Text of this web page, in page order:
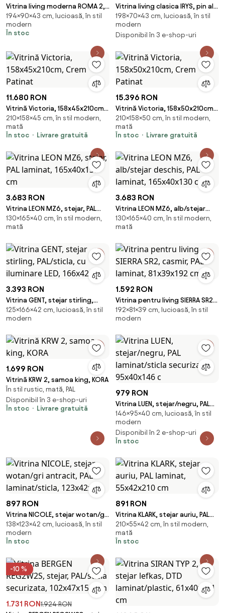
Vitrina living moderna ROMA 2,
stejar Ferrara/alb lucios/gri
mat, PAL/
194×90×43 cm, lucioasă, în stil
modern
În stoc
Vitrina living clasica IRYS, pin alb
anderson, PAL laminat,
70x43x198
198×70×43 cm, lucioasă, în stil
modern
Disponibil în 3 e-shop-uri
11.680 RON
Vitrină Victoria, 158x45x210cm,
Crem Patinat
210×158×45 cm, în stil modern,
mată
În stoc
Livrare gratuită
15.396 RON
Vitrină Victoria, 158x50x210cm,
Crem Patinat
210×158×50 cm, în stil modern,
mată
În stoc
Livrare gratuită
3.683 RON
Vitrina LEON MZ6, stejar, PAL
laminat, 165x40x130 cm
130×165×40 cm, în stil modern,
mată
3.683 RON
Vitrina LEON MZ6, alb/stejar
deschis, PAL laminat,
165x40x130 cm
130×165×40 cm, în stil modern,
mată
3.393 RON
Vitrina GENT, stejar stirling,
PAL/sticla, cu iluminare LED,
166x42x12
125×166×42 cm, lucioasă, în stil
modern
1.592 RON
Vitrina pentru living SIERRA SR2,
casmir, PAL laminat, 81x39x192
cm
192×81×39 cm, lucioasă, în stil
modern
1.699 RON
Vitrină KRW 2, samoa king, KORA
În stil rustic, mată, PAL
Disponibil în 3 e-shop-uri
În stoc
Livrare gratuită
979 RON
Vitrina LUEN, stejar/negru, PAL
laminat/sticla securizata,
95x40x146 c
146×95×40 cm, lucioasă, în stil
modern
Disponibil în 2 e-shop-uri
În stoc
897 RON
Vitrina NICOLE, stejar wotan/gri
antracit, PAL laminat/sticla,
123x42x
138×123×42 cm, lucioasă, în stil
modern
În stoc
891 RON
Vitrina KLARK, stejar auriu, PAL
laminat, 55x42x210 cm
210×55×42 cm, în stil modern,
mată
În stoc
-10 %
1.731 RON1.924 RON